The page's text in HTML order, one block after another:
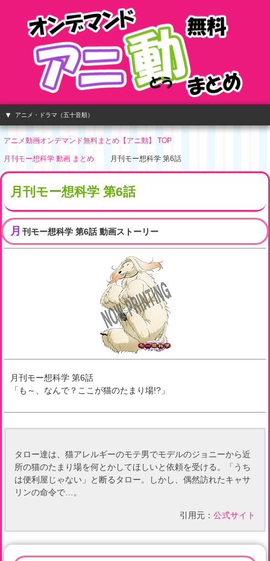
アニメ・ドラマ（五十音順）
アニメ動画オンデマンド無料まとめ【アニ動】 TOP
月刊モー想科学 動画 まとめ 月刊モー想科学 第6話
月刊モー想科学 第6話
月 刊モー想科学 第6話 動画ストーリー
月刊モー想科学 第6話
「 も～、なんで？ここが猫のたまり場!? 」
タロー達は、猫アレルギーのモテ男でモデルのジョニーから近
所の猫のたまり場を何とかしてほしいと依頼を受ける。「うち
は便利屋じゃない」と断るタロー。しかし、偶然訪れたキャサ
リンの命令で…。
引用元： 公式サイト